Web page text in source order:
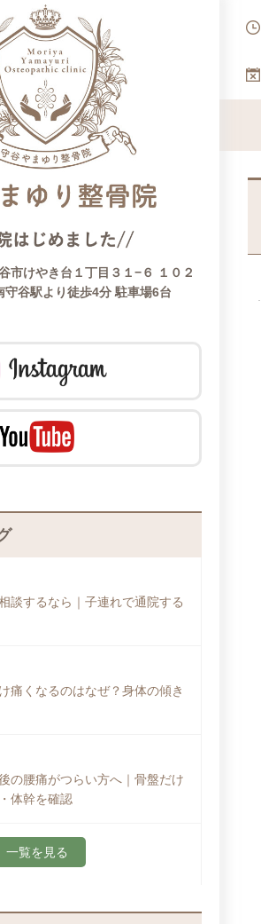
市けやき台１丁目３１−６ １０２
守谷駅より徒歩4分 駐車場6台
談するなら｜子連れで通院する
痛くなるのはなぜ？身体の傾き
の腰痛がつらい方へ｜骨盤だけ
体幹を確認
一覧を見る